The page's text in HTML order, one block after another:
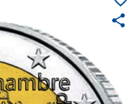
share